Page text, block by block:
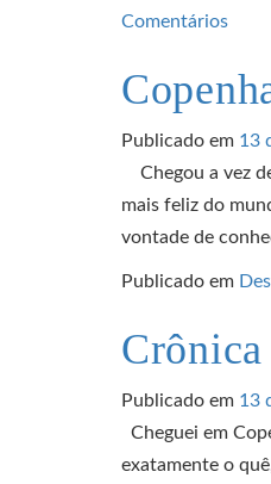
Comentários
Publicado em 13
Chegou a vez
mais feliz do
vontade de
Publicado em
Crônica
Publicado em 13
Cheguei em
exatamente o